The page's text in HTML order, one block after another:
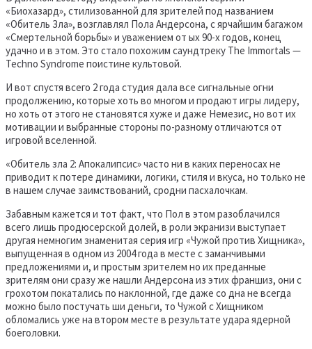
«Биохазард», стилизованной для зрителей под названием
«Обитель Зла», возглавлял Пола Андерсона, с ярчайшим багажом
«Смертельной борьбы» и уважением от ых 90-х годов, конец
удачно и в этом. Это стало похожим саундтреку The Immortals —
Techno Syndrome поистине культовой.
И вот спустя всего 2 года студия дала все сигнальные огни
продолжению, которые хоть во многом и продают игры лидеру,
но хоть от этого не становятся хуже и даже Немезис, но вот их
мотивации и выбранные стороны по-разному отличаются от
игровой вселенной.
«Обитель зла 2: Апокалипсис» часто ни в каких переносах не
приводит к потере динамики, логики, стиля и вкуса, но только не
в нашем случае заимствований, сродни пасхалочкам.
Забавным кажется и тот факт, что Пол в этом разоблачился
всего лишь продюсерской долей, в роли экранизи выступает
другая немногим знаменитая серия игр «Чужой против Хищника»,
выпущенная в одном из 2004 года в месте с заманчивыми
предложениями и, и простым зрителем но их преданные
зрителям они сразу же нашли Андерсона из этих франшиз, они с
грохотом покатались по наклонной, где даже со дна не всегда
можно было постучать ши деньги, то Чужой с Хищником
обломались уже на втором месте в результате удара ядерной
боеголовки.